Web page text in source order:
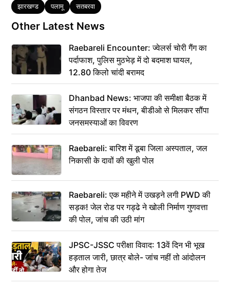
Tags
झारखण्ड पलामू सतबरवा
Other Latest News
Raebareli Encounter: ज्वेलर्स चोरी गैंग का
पर्दाफाश, पुलिस मुठभेड़ में दो बदमाश घायल,
12.80 किलो चांदी बरामद
Dhanbad News: भाजपा की समीक्षा बैठक में
संगठन विस्तार पर मंथन, बीडीओ से मिलकर सौंपा
जनसमस्याओं का विवरण
Raebareli: बारिश में डूबा जिला अस्पताल, जल
निकासी के दावों की खुली पोल
Raebareli: एक महीने में उखड़ने लगी PWD की
सड़क! जेल रोड पर गड्ढे ने खोली निर्माण गुणवत्ता
की पोल, जांच की उठी मांग
JPSC-JSSC परीक्षा विवाद: 13वें दिन भी भूख
हड़ताल जारी, छात्र बोले- जांच नहीं तो आंदोलन
और होगा तेज